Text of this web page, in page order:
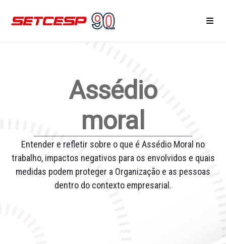
Área do Associado
Eventos e Reuniões
Cursos
Serviços
Assédio
moral
Entender e refletir sobre o que é Assédio Moral no
trabalho, impactos negativos para os envolvidos e quais
medidas podem proteger a Organização e as pessoas
dentro do contexto empresarial.